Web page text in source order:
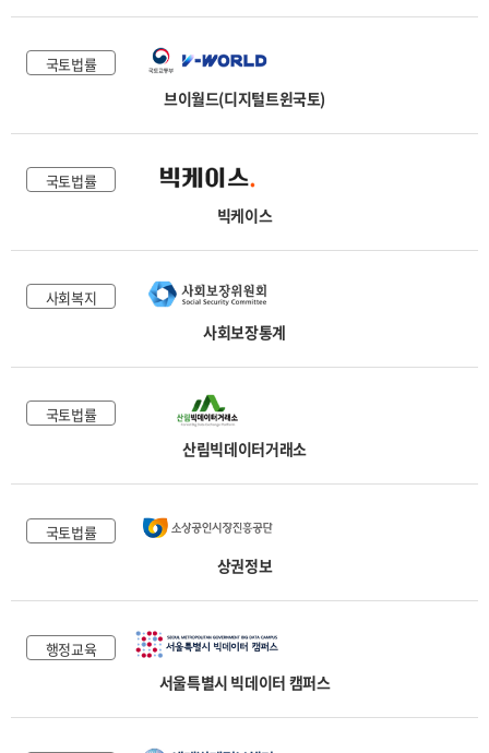
국토법률
브이월드(디지털트윈국토)
국토법률
빅케이스
사회복지
사회보장통계
국토법률
산림빅데이터거래소
국토법률
상권정보
행정교육
서울특별시 빅데이터 캠퍼스